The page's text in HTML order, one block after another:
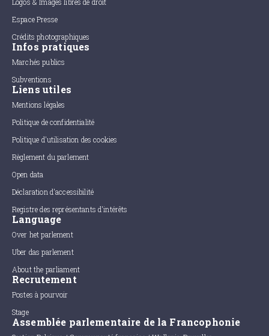
Espace Presse
Crédits photographiques
Infos pratiques
Marchés publics
Subventions
Liens utiles
Mentions légales
Politique de confidentialité
Politique d'utilisation des cookies
Règlement du parlement
Open data
Déclaration d'accessibilité
Registre des représentants d'intérêts
Language
Over het parlement
Uber das parlement
About the parliament
Recrutement
Postes à pourvoir
Stage
Assemblée parlementaire de la Francophonie